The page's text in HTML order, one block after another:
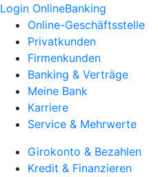
Login OnlineBanking
Online-Geschäftsstelle
Privatkunden
Firmenkunden
Banking & Verträge
Meine Bank
Karriere
Service & Mehrwerte
Girokonto & Bezahlen
Kredit & Finanzieren